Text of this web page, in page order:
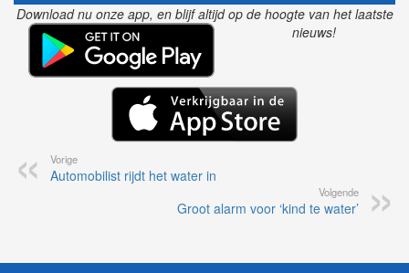
Download nu onze app, en blijf altijd op de hoogte van het laatste
nieuws!
Vorige
Automobilist rijdt het water in
Volgende
Groot alarm voor ‘kind te water’